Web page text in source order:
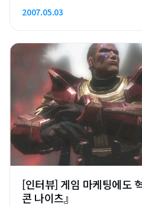
2007.05.03
[인터뷰] 게임 마케팅에도
콘 나이츠』